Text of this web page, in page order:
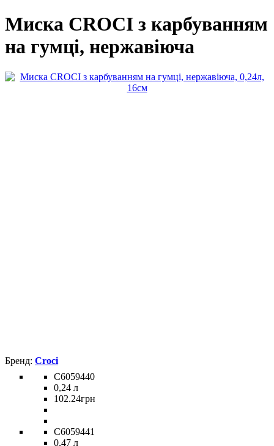
Миска CROCI з карбуванням
на гумці, нержавіюча
Croci
C6059440
0,24 л
102.24грн
C6059441
0,47 л